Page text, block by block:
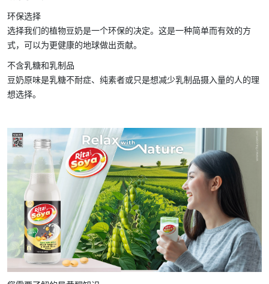
环保选择
选择我们的植物豆奶是一个环保的决定。这是一种简单而有效的方
式，可以为更健康的地球做出贡献。
不含乳糖和乳制品
豆奶原味是乳糖不耐症、纯素者或只是想减少乳制品摄入量的人的理
想选择。